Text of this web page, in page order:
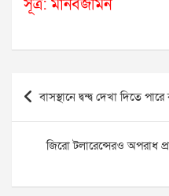
সূত্র: মানবজমিন
Post
navigation
বাসস্থানে দ্বন্দ্ব দেখা দিতে
জিরো টলারেন্সেরও অপরাধ